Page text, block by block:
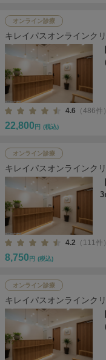
オンライン診療
キレイパスオンラインク
4.6 （486件）
22,800 円 (税込)
オンライン診療
キレイパスオンラインク
4.2 （111件）
8,750 円 (税込)
オンライン診療
キレイパスオンラインク